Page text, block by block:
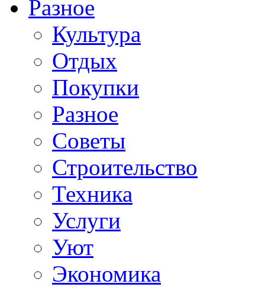
Разное
Культура
Отдых
Покупки
Разное
Советы
Строительство
Техника
Услуги
Уют
Экономика